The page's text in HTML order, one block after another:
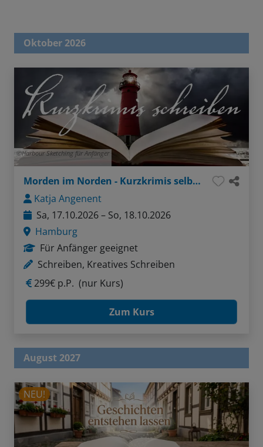
Oktober 2026
Harbour Sketching für Anfänger
Morden im Norden - Kurzkrimis selbst schreiben
Katja Angenent
Sa, 17.10.2026 – So, 18.10.2026
Hamburg
Für Anfänger geeignet
Schreiben, Kreatives Schreiben
299€ p.P. (nur Kurs)
Zum Kurs
August 2027
NEU!